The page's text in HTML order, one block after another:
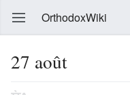
OrthodoxWiki
27 août